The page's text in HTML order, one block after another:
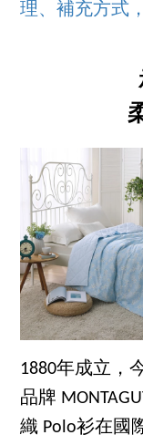
理、補充方式
1880年成立，
品牌
織 Polo衫在國